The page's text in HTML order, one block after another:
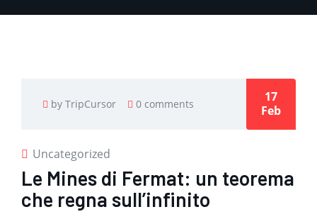
by TripCursor 0 comments
17
Feb
Uncategorized
Le Mines di Fermat: un teorema
che regna sull’infinito